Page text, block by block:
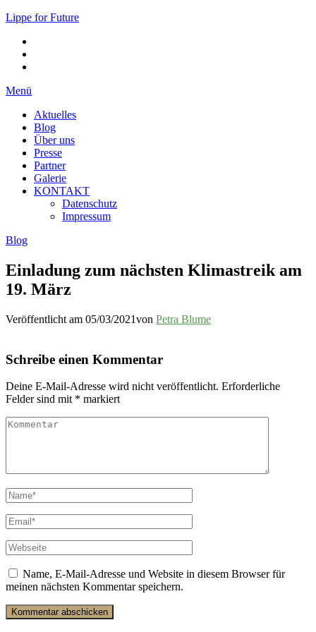
Lippe for Future
Menü
Aktuelles
Blog
Über uns
Presse
Partner
Galerie
KONTAKT
Datenschutz
Impressum
Blog
Einladung zum nächsten Klimastreik am
19. März
Veröffentlicht am 05/03/2021von Petra Blume
Schreibe einen Kommentar
Deine E-Mail-Adresse wird nicht veröffentlicht. Erforderliche
Felder sind mit * markiert
Name, E-Mail-Adresse und Website in diesem Browser für
meinen nächsten Kommentar speichern.